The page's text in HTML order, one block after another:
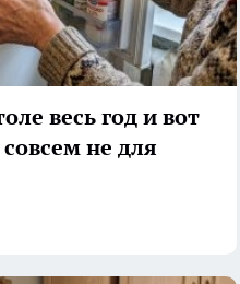
весь год и вот
не для